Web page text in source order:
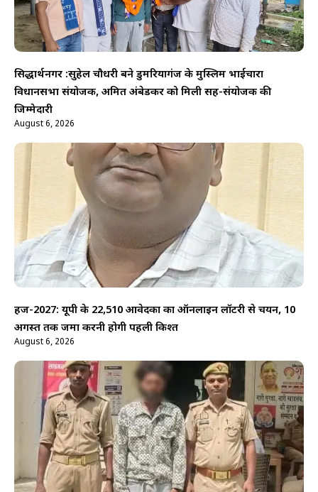
सिद्धार्थनगर :सुहेल चौधरी बने डुमरियागंज के मुस्लिम भाईचारा
विधानसभा संयोजक, अमित अंबेडकर को मिली सह-संयोजक की
जिम्मेदारी
August 6, 2026
हज-2027: यूपी के 22,510 आवेदकों का ऑनलाइन लॉटरी से चयन, 10
अगस्त तक जमा करनी होगी पहली किश्त
August 6, 2026